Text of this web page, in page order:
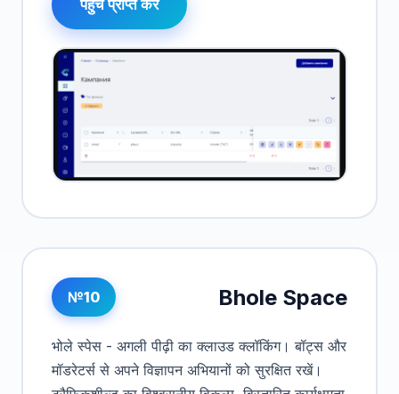
पहुंच प्राप्त करें
№10 Bhole Space
भोले स्पेस - अगली पीढ़ी का क्लाउड क्लॉकिंग। बॉट्स और
मॉडरेटर्स से अपने विज्ञापन अभियानों को सुरक्षित रखें।